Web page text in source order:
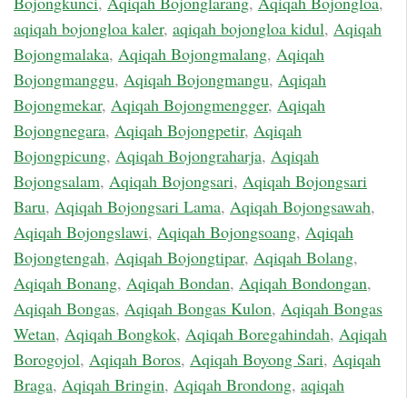
aqiqah bojongloa kaler, aqiqah bojongloa kidul, Aqiqah
Bojongmalaka, Aqiqah Bojongmalang, Aqiqah
Bojongmanggu, Aqiqah Bojongmangu, Aqiqah
Bojongmekar, Aqiqah Bojongmengger, Aqiqah
Bojongnegara, Aqiqah Bojongpetir, Aqiqah
Bojongpicung, Aqiqah Bojongraharja, Aqiqah
Bojongsalam, Aqiqah Bojongsari, Aqiqah Bojongsari
Baru, Aqiqah Bojongsari Lama, Aqiqah Bojongsawah,
Aqiqah Bojongslawi, Aqiqah Bojongsoang, Aqiqah
Bojongtengah, Aqiqah Bojongtipar, Aqiqah Bolang,
Aqiqah Bonang, Aqiqah Bondan, Aqiqah Bondongan,
Aqiqah Bongas, Aqiqah Bongas Kulon, Aqiqah Bongas
Wetan, Aqiqah Bongkok, Aqiqah Boregahindah, Aqiqah
Borogojol, Aqiqah Boros, Aqiqah Boyong Sari, Aqiqah
Braga, Aqiqah Bringin, Aqiqah Brondong, aqiqah